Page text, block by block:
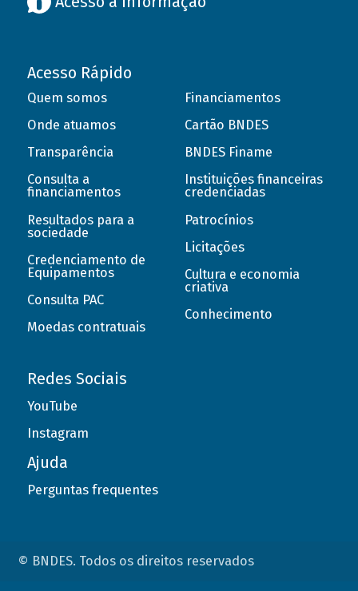
Acesso Rápido
Quem somos
Onde atuamos
Transparência
Consulta a
financiamentos
Resultados para a
sociedade
Credenciamento de
Equipamentos
Consulta PAC
Moedas contratuais
Financiamentos
Cartão BNDES
BNDES Finame
Instituições financeiras
credenciadas
Patrocínios
Licitações
Cultura e economia
criativa
Conhecimento
Redes Sociais
YouTube
Instagram
Ajuda
Perguntas frequentes
© BNDES. Todos os direitos reservados